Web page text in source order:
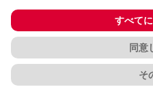
アクセシビリティに関す
個人情報保護方針
©